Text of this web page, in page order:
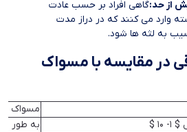
از حد:گاهی افراد بر حسب عادت
وارد می کنند که در دراز مدت
به لثه ها شود.
در مقایسه با مسواک
مسواک
$
به طور معمول